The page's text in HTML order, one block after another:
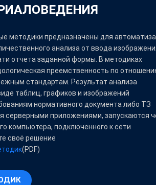
методики предназначены для
анализа от ввода
отчета заданной формы. В методиках
преемственность по
стандартам. Результат анализа
таблиц, графиков и изображений
нормативного документа либо ТЗ
серверными приложениями, запускаются
компьютера, подключенного к сети
своё решение
(PDF)